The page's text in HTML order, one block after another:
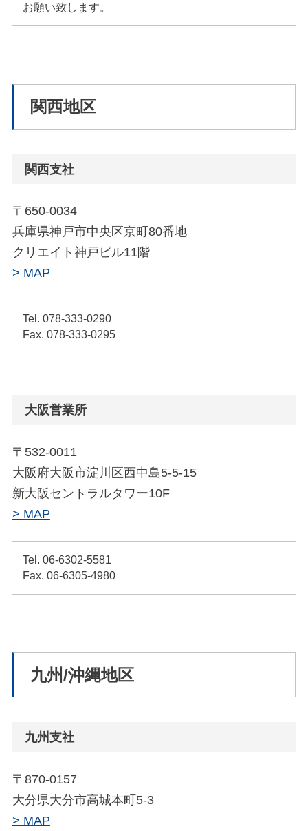
お願い致します。
関西地区
関西支社
〒650-0034
兵庫県神戸市中央区京町80番地
クリエイト神戸ビル11階
> MAP
Tel. 078-333-0290
Fax. 078-333-0295
大阪営業所
〒532-0011
大阪府大阪市淀川区西中島5-5-15
新大阪セントラルタワー10F
> MAP
Tel. 06-6302-5581
Fax. 06-6305-4980
九州/沖縄地区
九州支社
〒870-0157
大分県大分市高城本町5-3
> MAP